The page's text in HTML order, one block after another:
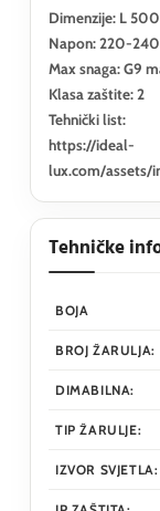
Dimenzije: L
Napon: 220-240
Max snaga: G9
Klasa zaštite: 2
Tehnički list:
https://ideal-
lux.com/assets/
Tehničke
BOJA
BROJ ŽARULJA:
DIMABILNA:
TIP ŽARULJE:
IZVOR SVJETLA: